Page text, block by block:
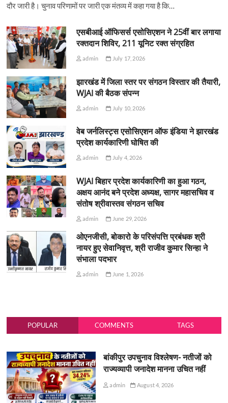
दौर जारी है। चुनाव परिणामों पर जारी एक मंतव्य में कहा गया है कि…
एसबीआई ऑफिसर्स एसोसिएशन ने 25वीं बार लगाया
रक्तदान शिविर, 211 यूनिट रक्त संग्रहित
admin July 17, 2026
झारखंड में जिला स्तर पर संगठन विस्तार की तैयारी,
WJAI की बैठक संपन्न
admin July 10, 2026
वेब जर्नलिस्ट्स एसोसिएशन ऑफ इंडिया ने झारखंड
प्रदेश कार्यकारिणी घोषित की
admin July 4, 2026
WJAI बिहार प्रदेश कार्यकारिणी का हुआ गठन,
अक्षय आनंद बने प्रदेश अध्यक्ष, सागर महासचिव व
संतोष श्रीवास्तव संगठन सचिव
admin June 29, 2026
ओएनजीसी, बोकारो के परिसंपत्ति प्रबंधक श्री
नायर हुए सेवानिवृत्त, श्री राजीव कुमार सिन्हा ने
संभाला पदभार
admin June 1, 2026
POPULAR COMMENTS TAGS
बांकीपुर उपचुनाव विश्लेषण- नतीजों को
राज्यव्यापी जनादेश मानना उचित नहीं
admin August 4, 2026